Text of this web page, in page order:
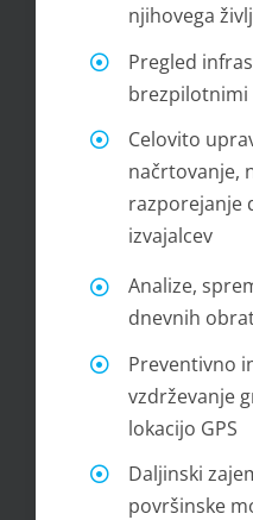
njihovega
Pregled
brezpilotnimi
Celovito
načrtovanje,
razporejanje
izvajalcev
Analize,
dnevnih
Preventivno
vzdrževanje
lokacijo GPS
Daljinski
površinske